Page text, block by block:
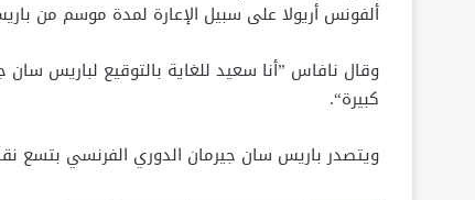
ألفونس أريولا على سبيل الإعارة لمدة موسم من
وقال نافاس ”أنا سعيد للغاية بالتوقيع لباريس
كبيرة“.
ويتصدر باريس سان جيرمان الدوري الفرنسي بتسع